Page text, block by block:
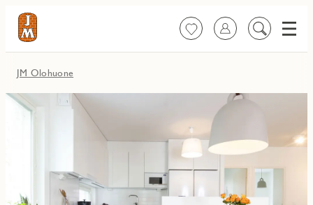
SuosikitKirjaudu sisään
Etsi
JM Olohuone